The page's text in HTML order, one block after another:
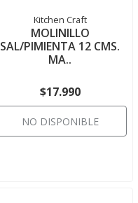
Kitchen Craft
MOLINILLO
SAL/PIMIENTA 12 CMS.
MA..
$17.990
NO DISPONIBLE